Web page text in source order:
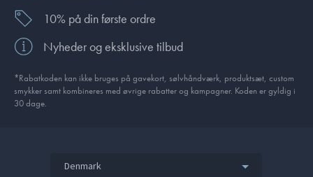
10% på din første ordre
Nyheder og eksklusive tilbud
*Rabatkoden kan ikke bruges på gavekort, sølvhåndværk, produktsæt, custom
smykker samt kombineres med øvrige rabatter og kampagner. Koden er gyldig i
30 dage.
Denmark